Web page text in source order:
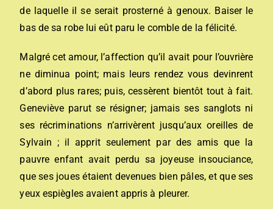
de laquelle il se serait prosterné à genoux. Baiser le
bas de sa robe lui eût paru le comble de la félicité.
Malgré cet amour, l’affection qu’il avait pour l’ouvrière
ne diminua point; mais leurs rendez vous devinrent
d’abord plus rares; puis, cessèrent bientôt tout à fait.
Geneviève parut se résigner; jamais ses sanglots ni
ses récriminations n’arrivèrent jusqu’aux oreilles de
Sylvain ; il apprit seulement par des amis que la
pauvre enfant avait perdu sa joyeuse insouciance,
que ses joues étaient devenues bien pâles, et que ses
yeux espiègles avaient appris à pleurer.